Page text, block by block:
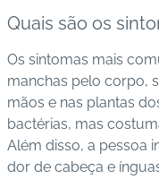
ú
d
e
A
B
e
Quais são os
Os sintomas mais
manchas pelo corpo,
mãos e nas plantas
bactérias, mas
Além disso, a pessoa
dor de cabeça e